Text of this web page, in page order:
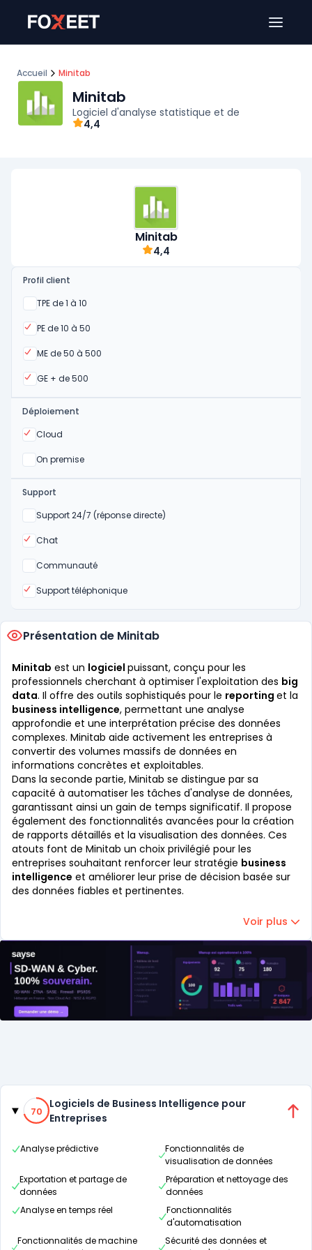
Accueil Minitab
Minitab
Logiciel d'analyse statistique et de
4,4
Minitab
4,4
Profil client
TPE de 1 à 10
Oui
PE de 10 à 50
Oui
ME de 50 à 500
Oui
GE + de 500
Oui
Déploiement
Cloud
Oui
On premise
Oui
Support
Support 24/7 (réponse directe)
Non
Chat
Oui
Communauté
Non
Support téléphonique
Oui
Présentation de Minitab
Minitab est un logiciel puissant, conçu pour les
professionnels cherchant à optimiser l'exploitation des big
data. Il offre des outils sophistiqués pour le reporting et la
business intelligence, permettant une analyse
approfondie et une interprétation précise des données
complexes. Minitab aide activement les entreprises à
convertir des volumes massifs de données en
informations concrètes et exploitables.
Dans la seconde partie, Minitab se distingue par sa
capacité à automatiser les tâches d'analyse de données,
garantissant ainsi un gain de temps significatif. Il propose
également des fonctionnalités avancées pour la création
de rapports détaillés et la visualisation des données. Ces
atouts font de Minitab un choix privilégié pour les
entreprises souhaitant renforcer leur stratégie business
intelligence et améliorer leur prise de décision basée sur
des données fiables et pertinentes.
Voir plus
Catégories
70% de compatibilité
70
Logiciels de Business Intelligence pour
Entreprises
Analyse prédictive
Fonctionnalités de
visualisation de données
Exportation et partage de
données
Préparation et nettoyage des
données
Analyse en temps réel
Fonctionnalités
d'automatisation
Fonctionnalités de machine
Sécurité des données et